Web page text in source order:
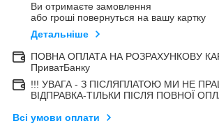
Ви отримаєте замовлення
або гроші повернуться на вашу картку
Детальніше
ПОВНА ОПЛАТА НА РОЗРАХУНКОВУ
ПриватБанку
!!! УВАГА - З ПІСЛЯПЛАТОЮ МИ НЕ
ВІДПРАВКА-ТІЛЬКИ ПІСЛЯ ПОВНОЇ
Всі умови оплати